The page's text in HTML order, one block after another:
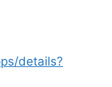
details?